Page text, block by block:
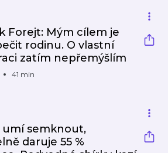
Forejt: Mým cílem je
rodinu. O vlastní
zatím nepřemýšlím
41 min
umí semknout,
daruje 55 %